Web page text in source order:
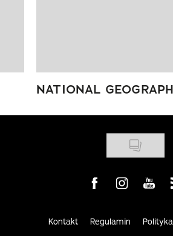
NATIONAL
Visit us on Facebook
Visit us onVisit us
Kontakt Regulamin